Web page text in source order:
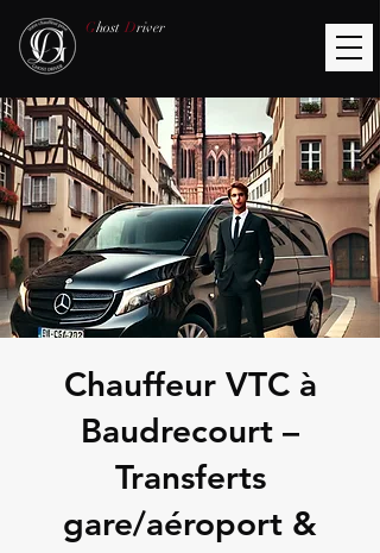
Ghost Driver
Chauffeur VTC à
Baudrecourt –
Transferts
gare/aéroport &